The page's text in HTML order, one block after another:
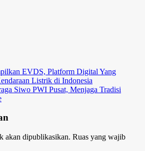
EVDS, Platform Digital Yang
Listrik di Indonesia
Siwo PWI Pusat, Menjaga Tradisi
akan dipublikasikan. Ruas yang wajib